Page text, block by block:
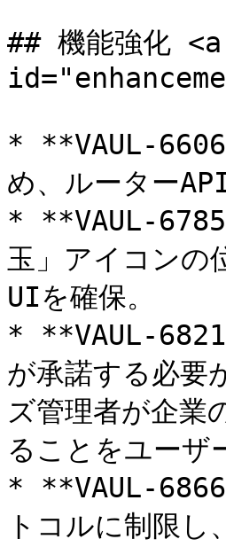
## 機能強化
* **VAUL-
め、ルーター
* **VAUL-
玉」アイコンの
UIを確保。
* **VAUL-
が承諾する必要
ズ管理者が企業
ることをユーザ
* **VAUL-
トコルに制限